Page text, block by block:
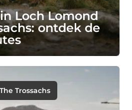
Loch Lomond
ontdek de
Trossachs